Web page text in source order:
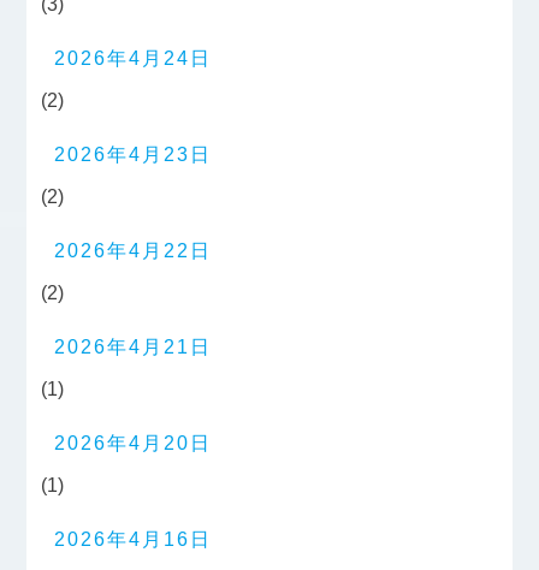
(3)
2026年4月24日
(2)
2026年4月23日
(2)
2026年4月22日
(2)
2026年4月21日
(1)
2026年4月20日
(1)
2026年4月16日